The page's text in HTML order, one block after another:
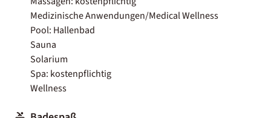
Medizinische Anwendungen/Medical Wellness
Pool: Hallenbad
Sauna
Solarium
Spa: kostenpflichtig
Wellness